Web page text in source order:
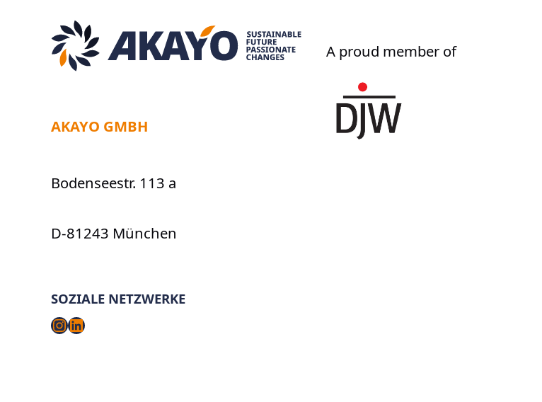
AKAYO GMBH
Bodenseestr. 113 a
D-81243 München
A proud member of
SOZIALE NETZWERKE
Instagram
LinkedIn